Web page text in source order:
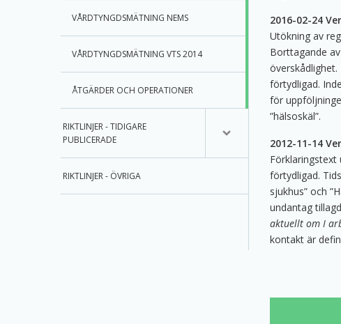
VÅRDTYNGDSMÄTNING NEMS
VÅRDTYNGDSMÄTNING VTS 2014
ÅTGÄRDER OCH OPERATIONER
RIKTLINJER - TIDIGARE
PUBLICERADE
RIKTLINJER - ÖVRIGA
2016-02-24
Utökning av
Borttagande
förtydligad.
för
”hälsoskäl”.
2012-11-14
förtydligad.
sjukhus” och
undantag
aktuellt om I
kontakt är